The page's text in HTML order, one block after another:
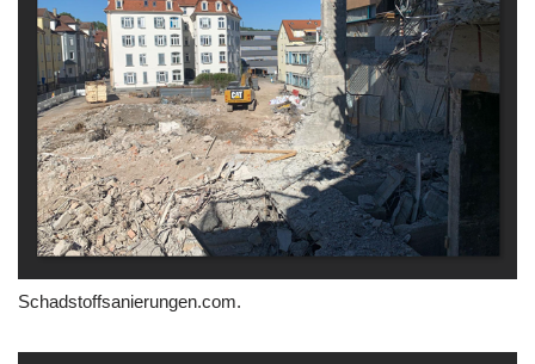
Schadstoffsanierungen.com.